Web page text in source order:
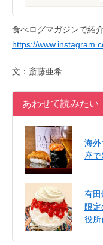
食べログマガジンで紹
https://
文：斎藤亜希
あわせて読みたい
海外
座で
有田
限
役所